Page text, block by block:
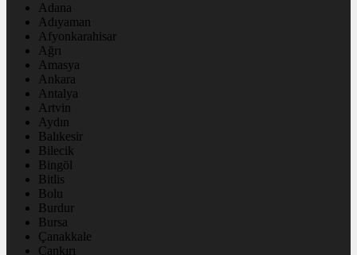
Adana
Adıyaman
Afyonkarahisar
Ağrı
Amasya
Ankara
Antalya
Artvin
Aydın
Balıkesir
Bilecik
Bingöl
Bitlis
Bolu
Burdur
Bursa
Çanakkale
Çankırı